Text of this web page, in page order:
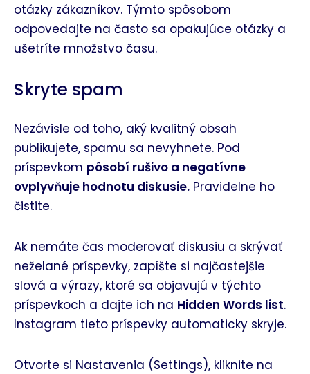
otázky zákazníkov. Týmto spôsobom
odpovedajte na často sa opakujúce otázky a
ušetríte množstvo času.
Skryte spam
Nezávisle od toho, aký kvalitný obsah
publikujete, spamu sa nevyhnete. Pod
príspevkom pôsobí rušivo a negatívne
ovplyvňuje hodnotu diskusie. Pravidelne ho
čistite.
Ak nemáte čas moderovať diskusiu a skrývať
neželané príspevky, zapíšte si najčastejšie
slová a výrazy, ktoré sa objavujú v týchto
príspevkoch a dajte ich na Hidden Words list.
Instagram tieto príspevky automaticky skryje.
Otvorte si Nastavenia (Settings), kliknite na